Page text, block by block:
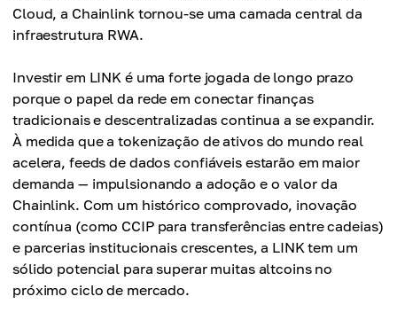
Cloud, a Chainlink tornou-se uma camada central da
infraestrutura RWA.
Investir em LINK é uma forte jogada de longo prazo
porque o papel da rede em conectar finanças
tradicionais e descentralizadas continua a se expandir.
À medida que a tokenização de ativos do mundo real
acelera, feeds de dados confiáveis estarão em maior
demanda — impulsionando a adoção e o valor da
Chainlink. Com um histórico comprovado, inovação
contínua (como CCIP para transferências entre cadeias)
e parcerias institucionais crescentes, a LINK tem um
sólido potencial para superar muitas altcoins no
próximo ciclo de mercado.